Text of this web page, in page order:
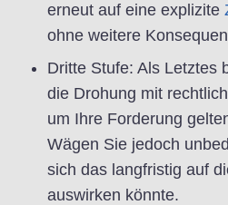
erneut auf eine explizite
ohne weitere
Dritte Stufe: Als Letztes
die Drohung mit
um Ihre Forderung
Wägen Sie jedoch
sich das langfristig auf
auswirken könnte.